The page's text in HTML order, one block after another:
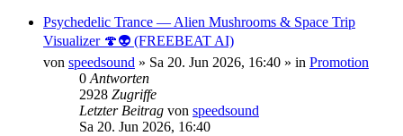
Psychedelic Trance — Alien Mushrooms & Space Trip
Visualizer 🍄👽 (FREEBEAT AI)
von speedsound » Sa 20. Jun 2026, 16:40 » in Promotion
0 Antworten
2928 Zugriffe
Letzter Beitrag von speedsound
Sa 20. Jun 2026, 16:40